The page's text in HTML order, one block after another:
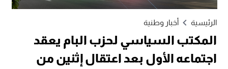
الرئيسية أخبار وطنية
المكتب السياسي لحزب البام يعقد
اجتماعه الأول بعد اعتقال إثنين من